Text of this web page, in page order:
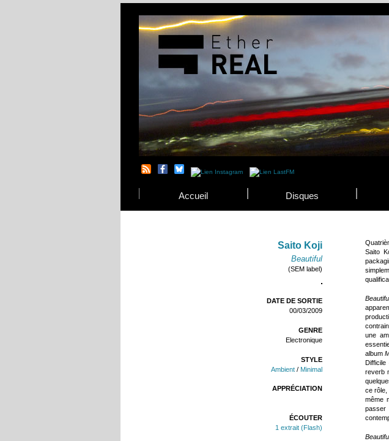
Accueil Disques
Saito Koji
Beautiful
(SEM label)
DATE DE SORTIE
00/03/2009
GENRE
Electronique
STYLE
Ambient / Minimal
APPRÉCIATION
ÉCOUTER
1 extrait (Flash)
Saito
une
album
reverb
ce rôle,
même
passer